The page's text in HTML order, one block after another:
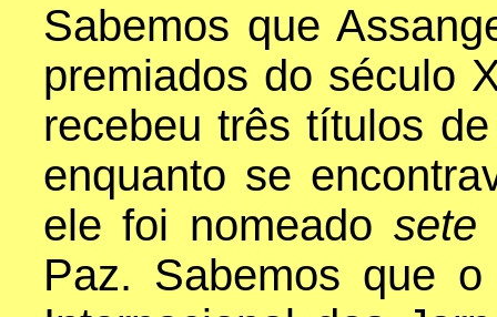
Sabemos que
premiados do século
recebeu três títulos
enquanto se
ele foi nomeado
Paz. Sabemos que